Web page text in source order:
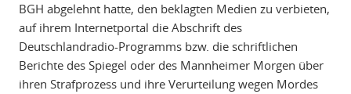
BGH abgelehnt hatte, den beklagten Medien zu verbieten,
auf ihrem Internetportal die Abschrift des
Deutschlandradio-Programms bzw. die schriftlichen
Berichte des Spiegel oder des Mannheimer Morgen über
ihren Strafprozess und ihre Verurteilung wegen Mordes